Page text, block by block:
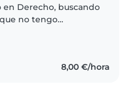
en Derecho, buscando
no tengo
8,00 €/hora